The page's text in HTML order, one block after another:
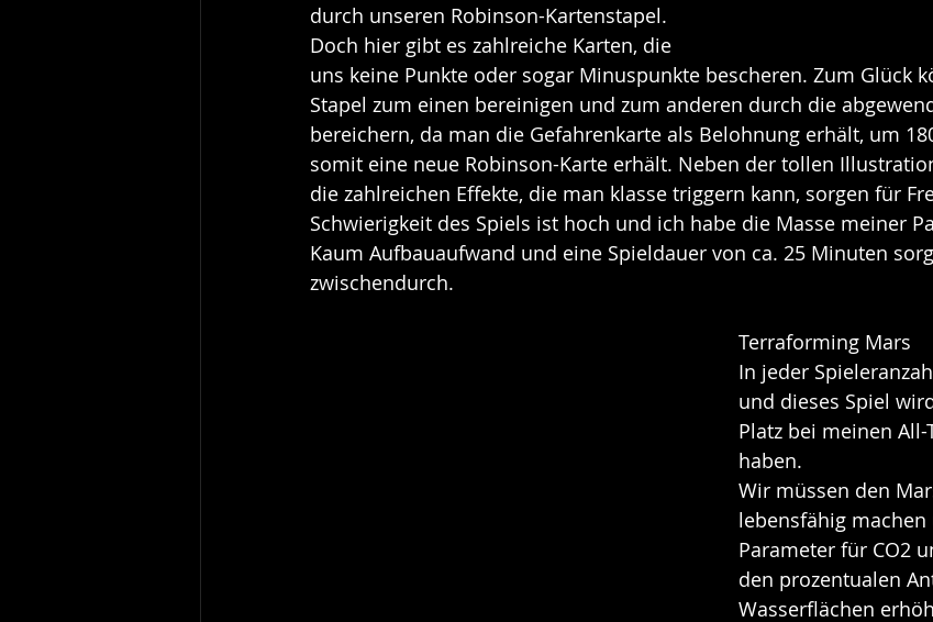
durch unseren Robinson-Kartenstapel.
Doch hier gibt es zahlreiche Karten, die
uns keine Punkte oder sogar Minuspunkte bescheren. Zum Glück
Stapel zum einen bereinigen und zum anderen durch die
bereichern, da man die Gefahrenkarte als Belohnung erhält, um
somit eine neue Robinson-Karte erhält. Neben der tollen
die zahlreichen Effekte, die man klasse triggern kann, sorgen für
Schwierigkeit des Spiels ist hoch und ich habe die Masse meiner
Kaum Aufbauaufwand und eine Spieldauer von ca. 25 Minuten
zwischendurch.
Terraforming Mars
In jeder
und dieses Spiel
Platz bei meinen
haben.
Wir müssen den
lebensfähig
Parameter für CO2
den prozentualen
Wasserflächen